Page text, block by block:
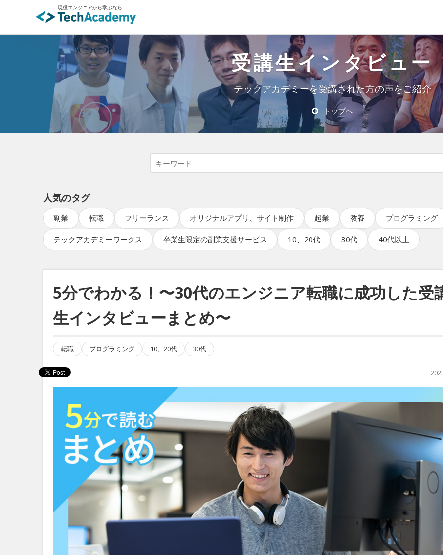
現役エンジニアから学ぶなら
受講生インタビュー
テックアカデミーを受講された方の声をご紹介
トップへ
人気のタグ
副業 転職 フリーランス オリジナルアプリ、サイト制作 起業 教養 プログラミング
テックアカデミーワークス 卒業生限定の副業支援サービス 10、20代 30代 40代以上
5分でわかる！〜30代のエンジニア転職に成功した受
生インタビューまとめ〜
転職 プログラミング 10、20代 30代